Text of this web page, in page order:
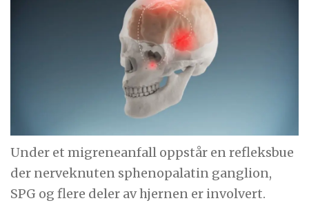
Under et migreneanfall oppstår en refleksbue
der nerveknuten sphenopalatin ganglion,
SPG og flere deler av hjernen er involvert.